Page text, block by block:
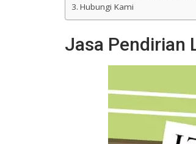
Hubungi Kami
Jasa Pendirian